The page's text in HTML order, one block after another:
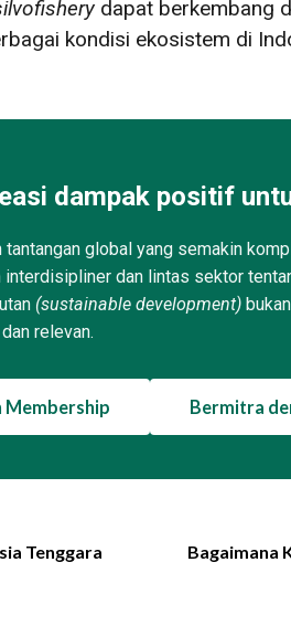
dapat berkembang
kondisi ekosistem di
dampak positif
tantangan global yang semakin
interdisipliner dan lintas sektor
(sustainable development)
relevan.
Membership Bermitra
Tenggara
Bagaimana